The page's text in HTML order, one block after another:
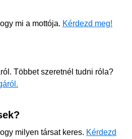
mi a mottója. Kérdezd meg!
Többet szeretnél tudni róla?
milyen társat keres. Kérdezd